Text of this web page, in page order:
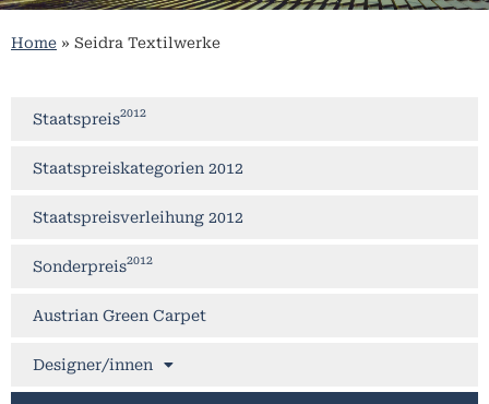
Home » Seidra Textilwerke
Staatspreis2012
Staatspreiskategorien 2012
Staatspreisverleihung 2012
Sonderpreis2012
Austrian Green Carpet
Designer/innen